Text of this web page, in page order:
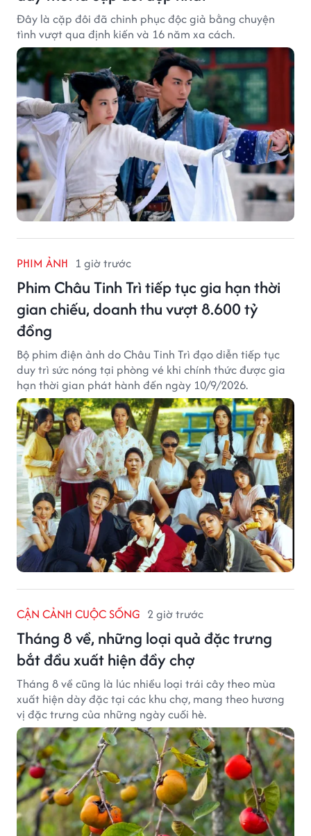
Đây là cặp đôi đã chinh phục độc giả bằng chuyện
tình vượt qua định kiến và 16 năm xa cách.
PHIM ẢNH 1 giờ trước
Phim Châu Tinh Trì tiếp tục gia hạn thời
gian chiếu, doanh thu vượt 8.600 tỷ
đồng
Bộ phim điện ảnh do Châu Tinh Trì đạo diễn tiếp tục
duy trì sức nóng tại phòng vé khi chính thức được gia
hạn thời gian phát hành đến ngày 10/9/2026.
CẬN CẢNH CUỘC SỐNG 2 giờ trước
Tháng 8 về, những loại quả đặc trưng
bắt đầu xuất hiện đầy chợ
Tháng 8 về cũng là lúc nhiều loại trái cây theo mùa
xuất hiện dày đặc tại các khu chợ, mang theo hương
vị đặc trưng của những ngày cuối hè.